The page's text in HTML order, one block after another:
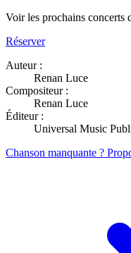
Voir les prochains concerts
Réserver
Auteur :
Renan Luce
Compositeur :
Renan Luce
Éditeur :
Universal Music
Chanson manquante ?